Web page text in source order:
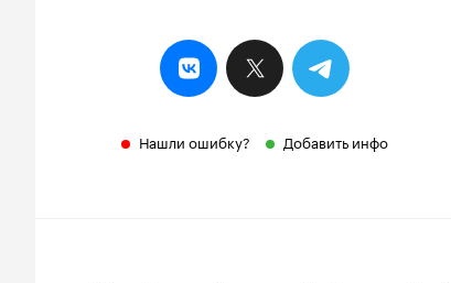
Нашли ошибку? Добавить инфо